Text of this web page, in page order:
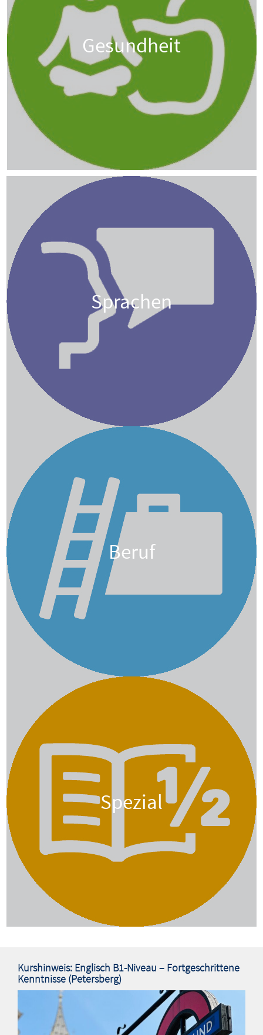
Gesundheit
Sprachen
Beruf
Spezial
Kurshinweis: Englisch B1-Niveau – Fortgeschrittene
Kenntnisse (Petersberg)